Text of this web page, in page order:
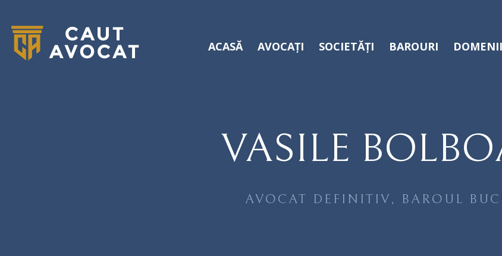
ACASĂ AVOCAȚI SOCIETĂȚI BAROURI DOMENII
VASILE
AVOCAT DEFINITIV, BAROUL